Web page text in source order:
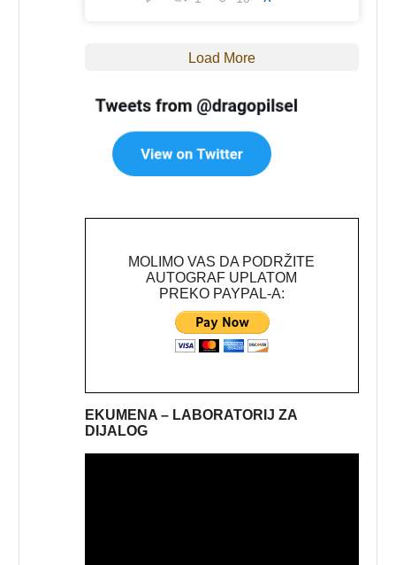
Load More
MOLIMO VAS DA PODRŽITE
AUTOGRAF UPLATOM
PREKO PAYPAL-A:
EKUMENA – LABORATORIJ ZA
DIJALOG